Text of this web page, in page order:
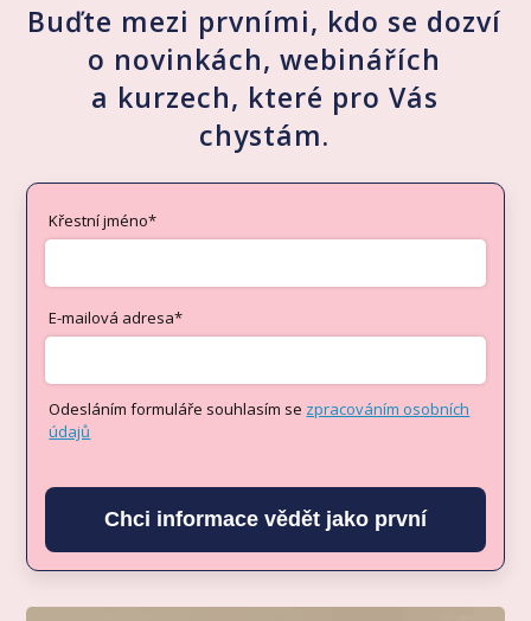
Buďte mezi prvními, kdo se dozví
o novinkách, webinářích
a kurzech, které pro Vás
chystám.
Křestní jméno*
E-mailová adresa*
Odesláním formuláře souhlasím se zpracováním osobních
údajů
Chci informace vědět jako první